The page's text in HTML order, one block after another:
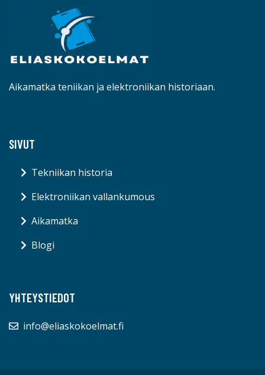
Aikamatka teniikan ja elektroniikan historiaan.
SIVUT
Tekniikan historia
Elektroniikan vallankumous
Aikamatka
Blogi
YHTEYSTIEDOT
info@eliaskokoelmat.fi